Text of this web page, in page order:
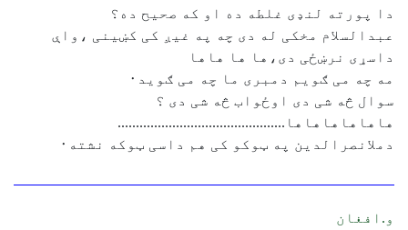
دا پورته لنډی غلطه ده او که صحیح ده؟
عبدالسلام مخکی له دی چه په غیږ کی کښینی ،واې
داسړی نرښځی دی،ها ها هاها
مه چه می ګویم دمبری ما چه می ګوید٠
سوال څه شی دی اوځواب څه شی دی ؟
هاهاهاهاهاها..............................................
دملانصرالدین په ټوکو کی هم داسی ټوکه نشته٠
و.افغان